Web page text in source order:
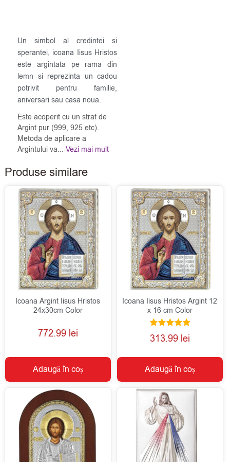
Un simbol al credintei si
sperantei, icoana Iisus Hristos
este argintata pe rama din
lemn si reprezinta un cadou
potrivit pentru familie,
aniversari sau casa noua.
Este acoperit cu un strat de
Argint pur (999, 925 etc).
Metoda de aplicare a
Argintului va... Vezi mai mult
Produse similare
Icoana Argint Iisus Hristos
24x30cm Color
772.99 lei
Adaugă în coș
Icoana Iisus Hristos Argint 12
x 16 cm Color
Evaluat la
5.00
313.99 lei
Adaugă în coș